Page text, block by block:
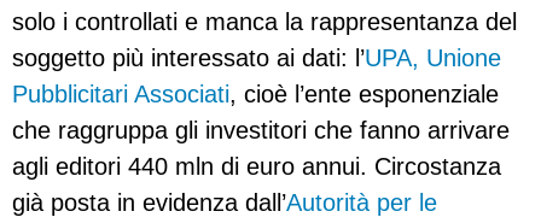
solo i controllati e manca la rappresentanza del
soggetto più interessato ai dati: l’UPA, Unione
Pubblicitari Associati, cioè l’ente esponenziale
che raggruppa gli investitori che fanno arrivare
agli editori 440 mln di euro annui. Circostanza
già posta in evidenza dall’Autorità per le